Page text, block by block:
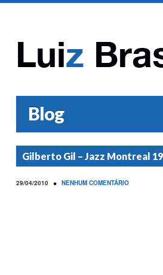
Blog
Gilberto Gil – Jazz Montreal
29/04/2010 • NENHUM COMENTÁRIO